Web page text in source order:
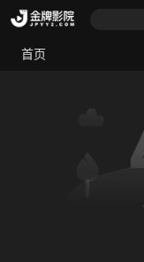
首页